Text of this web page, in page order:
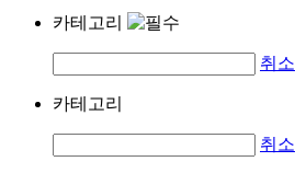
카테고리
취소
카테고리
취소